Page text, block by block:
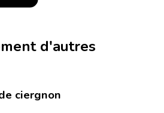
d'autres
ciergnon